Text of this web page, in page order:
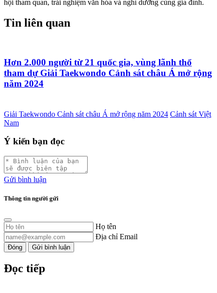
hội tham quan, trải nghiệm văn hóa và nghỉ dưỡng cùng gia đình.
Tin liên quan
Hơn 2.000 người từ 21 quốc gia, vùng lãnh thổ
tham dự Giải Taekwondo Cảnh sát châu Á mở rộng
năm 2024
Giải Taekwondo Cảnh sát châu Á mở rộng năm 2024 Cảnh sát Việt
Nam
Ý kiến bạn đọc
Gửi bình luận
Thông tin người gửi
Họ tên
Địa chỉ Email
Đóng Gửi bình luận
Đọc tiếp